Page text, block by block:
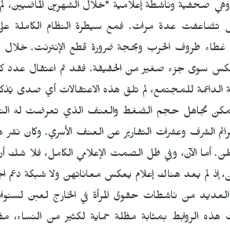
وهي صحفية وناشطة إعلامية "خلال الشهرين
تضاعفت عدة مرات. فمع سيطرة النظام الكاملة
ظروف الحرب وبحجة ضرورة قطع الإنترنت. خلال
سوى جزء صغير من الحقيقة. فقد تم اعتقال عدد
الداعمة للمجتمع، لم تلق هذه الاعتقالات أي صدى
تجاهل حجم الضغط والعنف الذي تعرضت له
الشرف وعشرات التقارير عن العنف الأسري. وكان نشر
أما الآن، وفي ظل الصمت الإعلامي الكامل،
إذ لم يعد هناك إعلام يعكس معاناتهن ولا شبكة دعم
من ناشطات حقوق المرأة في الخارج لعبن
هذه الروابط بمثابة مظلة حماية لكثير من